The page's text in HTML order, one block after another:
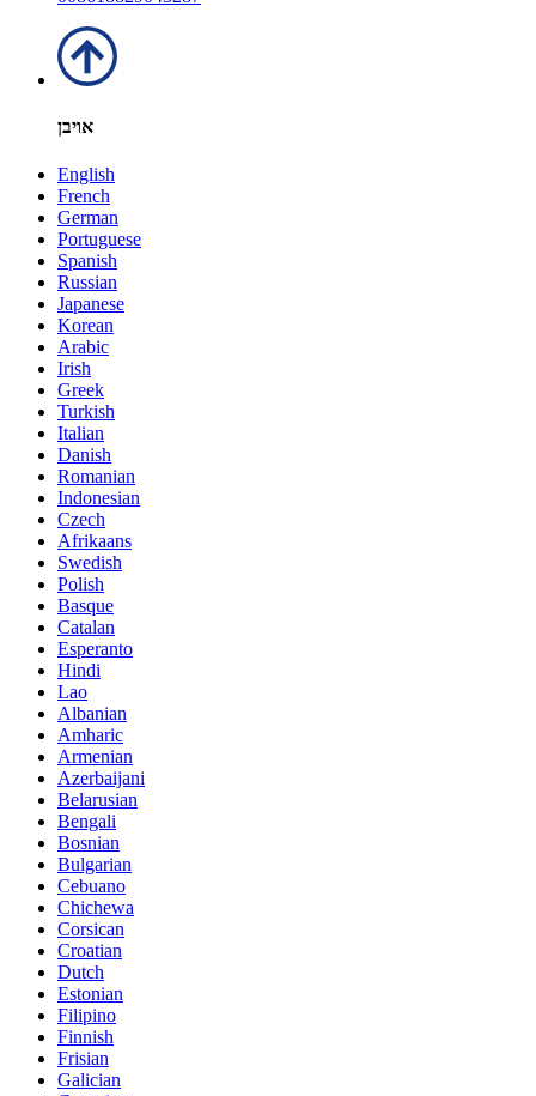
אויבן
English
French
German
Portuguese
Spanish
Russian
Japanese
Korean
Arabic
Irish
Greek
Turkish
Italian
Danish
Romanian
Indonesian
Czech
Afrikaans
Swedish
Polish
Basque
Catalan
Esperanto
Hindi
Lao
Albanian
Amharic
Armenian
Azerbaijani
Belarusian
Bengali
Bosnian
Bulgarian
Cebuano
Chichewa
Corsican
Croatian
Dutch
Estonian
Filipino
Finnish
Frisian
Galician